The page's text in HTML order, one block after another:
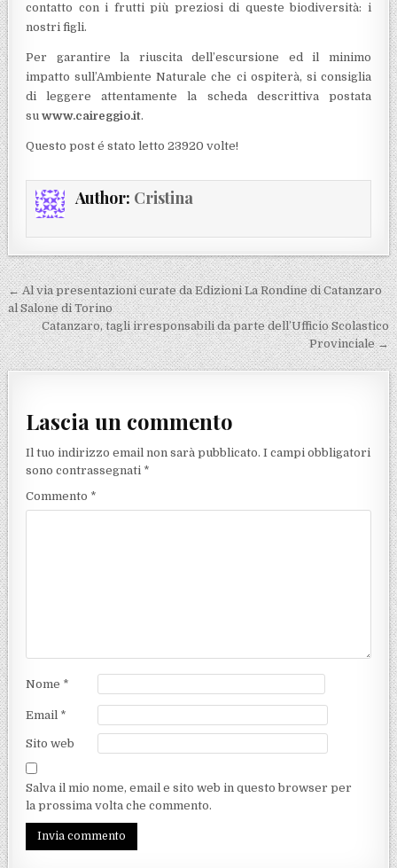
contatto con i frutti più preziosi di queste biodiversità: i
nostri figli.
Per garantire la riuscita dell’escursione ed il minimo
impatto sull’Ambiente Naturale che ci ospiterà, si consiglia
di leggere attentamente la scheda descrittiva postata
suwww.caireggio.it.
Questo post é stato letto 23920 volte!
Author: Cristina
Navigazione articoli
← Al via presentazioni curate da Edizioni La Rondine di Catanzaro
al Salone di Torino
Catanzaro, tagli irresponsabili da parte dell’Ufficio Scolastico
Provinciale →
Lascia un commento
Il tuo indirizzo email non sarà pubblicato. I campi obbligatori
sono contrassegnati *
Commento *
Nome *
Email *
Sito web
Salva il mio nome, email e sito web in questo browser per
la prossima volta che commento.